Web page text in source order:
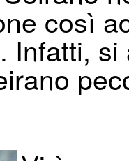
così
Infatti,